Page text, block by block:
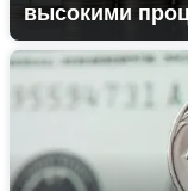
высокими